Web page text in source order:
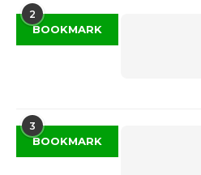
2
BOOKMARK
3
BOOKMARK